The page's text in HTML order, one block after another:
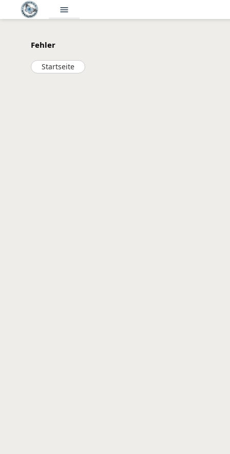
menu
Fehler
Startseite